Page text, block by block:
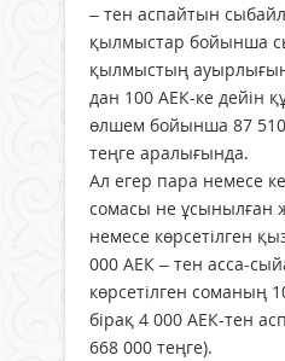
– тен аспайтын
қылмыстар бойынша
қылмыстың
дан 100 АЕК-ке дейін
өлшем бойынша 87 510
теңге аралығында.
Ал егер пара немесе
сомасы не ұсынылған
немесе көрсетілген
000 АЕК – тен асса-
көрсетілген соманың
бірақ 4 000 АЕК-тен
668 000 теңге).